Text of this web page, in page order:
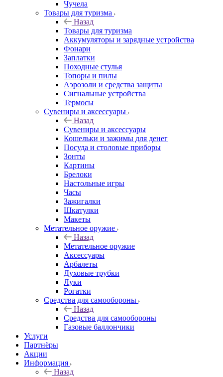
Чучела
Товары для туризма
Назад
Товары для туризма
Аккумуляторы и зарядные устройства
Фонари
Заплатки
Походные стулья
Топоры и пилы
Аэрозоли и средства защиты
Сигнальные устройства
Термосы
Сувениры и аксессуары
Назад
Сувениры и аксессуары
Кошельки и зажимы для денег
Посуда и столовые приборы
Зонты
Картины
Брелоки
Настольные игры
Часы
Зажигалки
Шкатулки
Макеты
Метательное оружие
Назад
Метательное оружие
Аксессуары
Арбалеты
Духовые трубки
Луки
Рогатки
Средства для самообороны
Назад
Средства для самообороны
Газовые баллончики
Услуги
Партнёры
Акции
Информация
Назад